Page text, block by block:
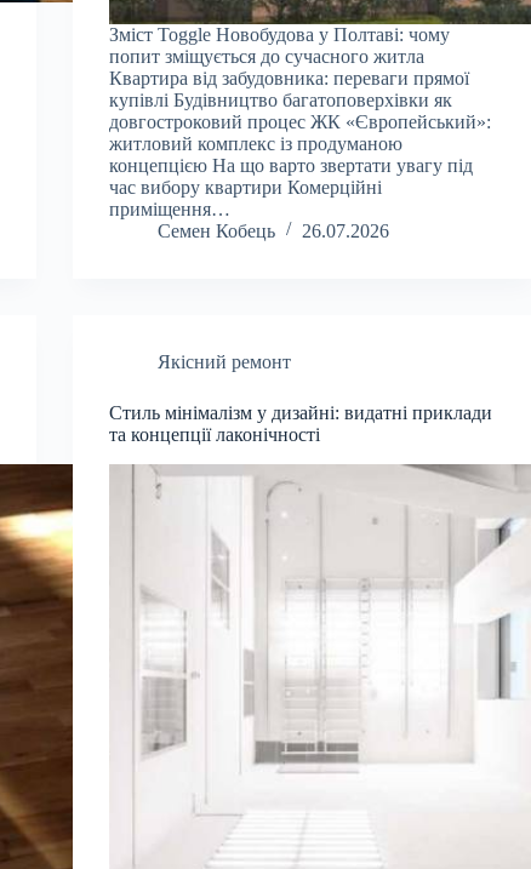
Зміст Toggle Новобудова у Полтаві: чому
попит зміщується до сучасного житла
Квартира від забудовника: переваги прямої
купівлі Будівництво багатоповерхівки як
довгостроковий процес ЖК «Європейський»:
житловий комплекс із продуманою
концепцією На що варто звертати увагу під
час вибору квартири Комерційні
приміщення…
Семен Кобець
26.07.2026
Якісний ремонт
Стиль мінімалізм у дизайні: видатні приклади
та концепції лаконічності